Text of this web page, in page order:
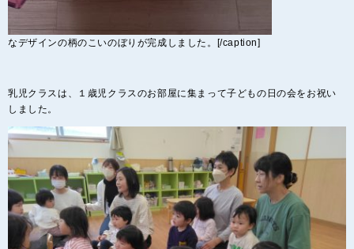
なデザインの柄のこいのぼりが完成しました。[/caption]
乳児クラスは、１歳児クラスのお部屋に集まって子どもの日の会をお祝い
しました。